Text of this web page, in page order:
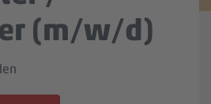
Jobbörse
(m/w/d)